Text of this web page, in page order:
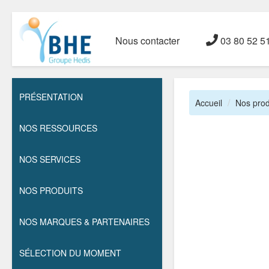
Nous contacter 03 80 52
PRÉSENTATION
NOS RESSOURCES
NOS SERVICES
NOS PRODUITS
NOS MARQUES & PARTENAIRES
SÉLECTION DU MOMENT
Accueil Nos